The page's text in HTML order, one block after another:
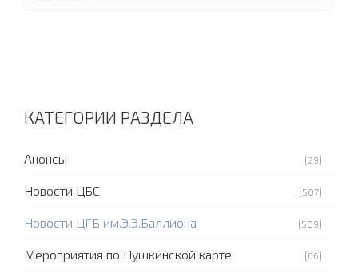
КАТЕГОРИИ РАЗДЕЛА
Анонсы [29]
Новости ЦБС [507]
Новости ЦГБ им.Э.Э.Баллиона [509]
Мероприятия по Пушкинской карте [66]